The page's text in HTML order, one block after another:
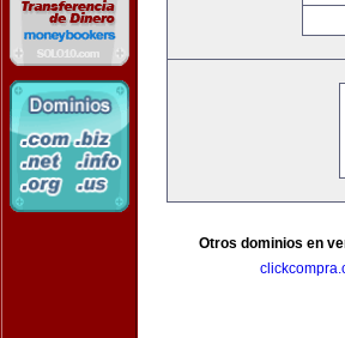
Otros dominios en